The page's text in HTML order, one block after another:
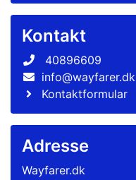
Kontakt
40896609
info@wayfarer.dk
Kontaktformular
Adresse
Wayfarer.dk